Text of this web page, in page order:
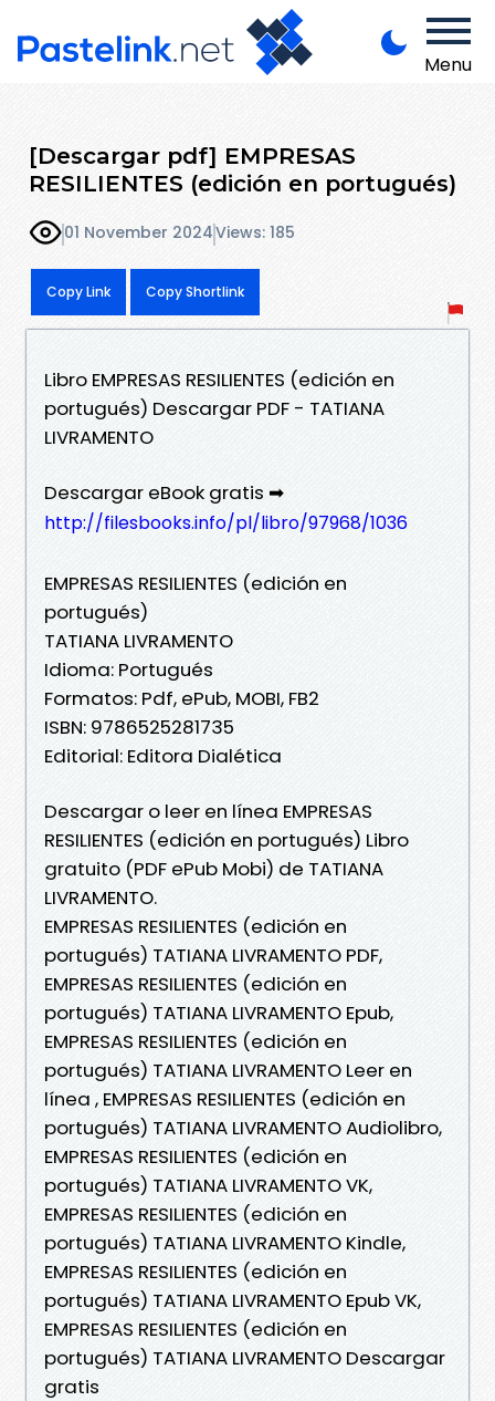
Menu
[Descargar pdf] EMPRESAS
RESILIENTES (edición en portugués)
01 November 2024Views: 185
Copy Link Copy Shortlink
Libro EMPRESAS RESILIENTES (edición en
portugués) Descargar PDF - TATIANA
LIVRAMENTO
Descargar eBook gratis ➡
http://filesbooks.info/pl/libro/97968/1036
EMPRESAS RESILIENTES (edición en
portugués)
TATIANA LIVRAMENTO
Idioma: Portugués
Formatos: Pdf, ePub, MOBI, FB2
ISBN: 9786525281735
Editorial: Editora Dialética
Descargar o leer en línea EMPRESAS
RESILIENTES (edición en portugués) Libro
gratuito (PDF ePub Mobi) de TATIANA
LIVRAMENTO.
EMPRESAS RESILIENTES (edición en
portugués) TATIANA LIVRAMENTO PDF,
EMPRESAS RESILIENTES (edición en
portugués) TATIANA LIVRAMENTO Epub,
EMPRESAS RESILIENTES (edición en
portugués) TATIANA LIVRAMENTO Leer en
línea , EMPRESAS RESILIENTES (edición en
portugués) TATIANA LIVRAMENTO Audiolibro,
EMPRESAS RESILIENTES (edición en
portugués) TATIANA LIVRAMENTO VK,
EMPRESAS RESILIENTES (edición en
portugués) TATIANA LIVRAMENTO Kindle,
EMPRESAS RESILIENTES (edición en
portugués) TATIANA LIVRAMENTO Epub VK,
EMPRESAS RESILIENTES (edición en
portugués) TATIANA LIVRAMENTO Descargar
gratis